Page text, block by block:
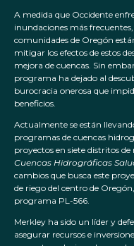
A medida que Occidente
inundaciones más
comunidades de Oregón
mitigar los efectos de estos
mejora de cuencas. Sin
programa ha dejado al
burocracia onerosa que
beneficios.
Actualmente se están
programas de cuencas
proyectos en siete distritos
Cuencas Hidrográficas
cambios que busca este
de riego del centro de
programa PL-566.
Merkley ha sido un líder y
asegurar recursos e